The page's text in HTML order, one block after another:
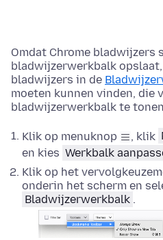
Omdat Chrome bladwijzers
bladwijzerwerkbalk
bladwijzers in de
moeten kunnen vinden, die
bladwijzerwerkbalk te
Klik op menuknop , klik
en kies Werkbalk
Klik op het
onderin het scherm en
Bladwijzerwerkbalk .